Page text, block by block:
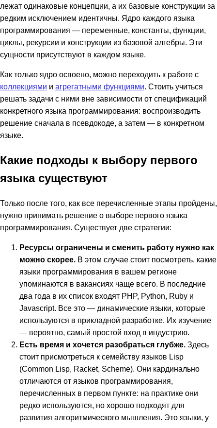
лежат одинаковые концепции, а их базовые конструкции за
редким исключением идентичны. Ядро каждого языка
программирования — переменные, константы, функции,
циклы, рекурсии и конструкции из базовой алгебры. Эти
сущности присутствуют в каждом языке.
Как только ядро освоено, можно переходить к работе с
коллекциями и агрегатными функциями. Стоить учиться
решать задачи с ними вне зависимости от спецификаций
конкретного языка программирования: воспроизводить
решение сначала в псевдокоде, а затем — в конкретном
языке.
Какие подходы к выбору первого
языка существуют
Только после того, как все перечисленные этапы пройдены,
нужно принимать решение о выборе первого языка
программирования. Существует две стратегии:
Ресурсы ограничены и сменить работу нужно как
можно скорее. В этом случае стоит посмотреть, какие
языки программирования в вашем регионе
упоминаются в вакансиях чаще всего. В последние
два года в их список входят PHP, Python, Ruby и
Javascript. Все это — динамические языки, которые
используются в прикладной разработке. Их изучение
— вероятно, самый простой вход в индустрию.
Есть время и хочется разобраться глубже. Здесь
стоит присмотреться к семейству языков Lisp
(Common Lisp, Racket, Scheme). Они кардинально
отличаются от языков программирования,
перечисленных в первом пункте: на практике они
редко используются, но хорошо подходят для
развития алгоритмического мышления. Это языки, у